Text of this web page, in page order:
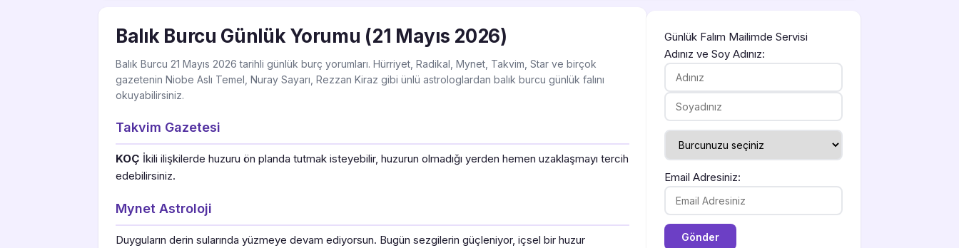
Balık Burcu Günlük Yorumu (21 Mayıs 2026)
Balık Burcu 21 Mayıs 2026 tarihli günlük burç yorumları. Hürriyet, Radikal, Mynet, Takvim, Star ve birçok
gazetenin Niobe Aslı Temel, Nuray Sayarı, Rezzan Kiraz gibi ünlü astrologlardan balık burcu günlük falını
okuyabilirsiniz.
Takvim Gazetesi
KOÇ İkili ilişkilerde huzuru ön planda tutmak isteyebilir, huzurun olmadığı yerden hemen uzaklaşmayı tercih
edebilirsiniz.
Mynet Astroloji
Duyguların derin sularında yüzmeye devam ediyorsun. Bugün sezgilerin güçleniyor, içsel bir huzur
Günlük Falım Mailimde Servisi
Adınız ve Soy Adınız:
Email Adresiniz: